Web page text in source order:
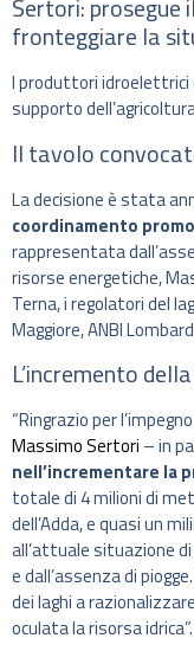
Sertori: prosegue
fronteggiare la
I produttori idroelettrici
supporto
Il tavolo
La decisione è stata
coordinamento
rappresentata
risorse energetiche,
Terna, i regolatori del
Maggiore, ANBI
L’incremento
“Ringrazio per
Massimo Sertori – in
nell’incrementare la
totale di 4 milioni di
dell’Adda, e quasi un
all’attuale situazione
e dall’assenza di
dei laghi a
oculata la risorsa idrica”.